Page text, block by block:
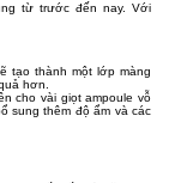
từ trước đến nay. Với
tạo thành một lớp màng
hơn.
cho vài giọt ampoule vỗ
sung thêm độ ẩm và các